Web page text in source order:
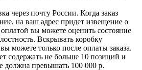
через почту России. Когда заказ
на ваш адрес придет извещение о
вы можете оценить состояние
Вскрывать коробку
можете только после оплаты заказа.
содержать не больше 10 позиций и
должна превышать 100 000 р.